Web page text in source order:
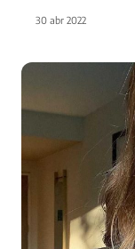
30 abr 2022